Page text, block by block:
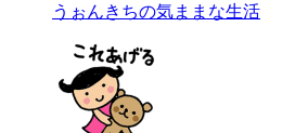
うぉんきちの気ままな生活